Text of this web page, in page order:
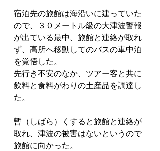
宿泊先の旅館は海沿いに建っていた
ので、３０メートル級の大津波警報
が出ている最中、旅館と連絡が取れ
ず、高所へ移動してのバスの車中泊
を覚悟した。
先行き不安のなか、ツアー客と共に
飲料と食料がわりの土産品を調達し
た。
暫（しばら）くすると旅館と連絡が
取れ、津波の被害はないというので
旅館に向かった。